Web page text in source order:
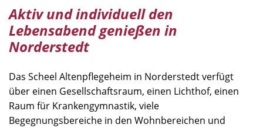
Aktiv und individuell den
Lebensabend genießen in
Norderstedt
Das Scheel Altenpflegeheim in Norderstedt verfügt
über einen Gesellschaftsraum, einen Lichthof, einen
Raum für Krankengymnastik, viele
Begegnungsbereiche in den Wohnbereichen und